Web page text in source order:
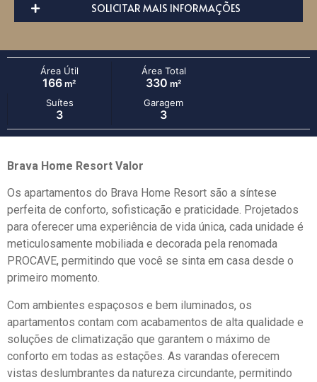
SOLICITAR MAIS INFORMAÇÕES
Área Útil
166 m²
Área Total
330 m²
Suítes
3
Garagem
3
Brava Home Resort Valor
Os apartamentos do Brava Home Resort são a síntese
perfeita de conforto, sofisticação e praticidade. Projetados
para oferecer uma experiência de vida única, cada unidade é
meticulosamente mobiliada e decorada pela renomada
PROCAVE, permitindo que você se sinta em casa desde o
primeiro momento.
Com ambientes espaçosos e bem iluminados, os
apartamentos contam com acabamentos de alta qualidade e
soluções de climatização que garantem o máximo de
conforto em todas as estações. As varandas oferecem
vistas deslumbrantes da natureza circundante, permitindo